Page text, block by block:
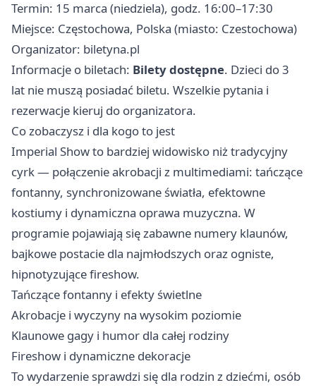
Termin: 15 marca (niedziela), godz. 16:00–17:30
Miejsce: Częstochowa, Polska (miasto: Czestochowa)
Organizator: biletyna.pl
Informacje o biletach: Bilety dostępne. Dzieci do 3
lat nie muszą posiadać biletu. Wszelkie pytania i
rezerwacje kieruj do organizatora.
Co zobaczysz i dla kogo to jest
Imperial Show to bardziej widowisko niż tradycyjny
cyrk — połączenie akrobacji z multimediami: tańczące
fontanny, synchronizowane światła, efektowne
kostiumy i dynamiczna oprawa muzyczna. W
programie pojawiają się zabawne numery klaunów,
bajkowe postacie dla najmłodszych oraz ogniste,
hipnotyzujące fireshow.
Tańczące fontanny i efekty świetlne
Akrobacje i wyczyny na wysokim poziomie
Klaunowe gagy i humor dla całej rodziny
Fireshow i dynamiczne dekoracje
To wydarzenie sprawdzi się dla rodzin z dziećmi, osób